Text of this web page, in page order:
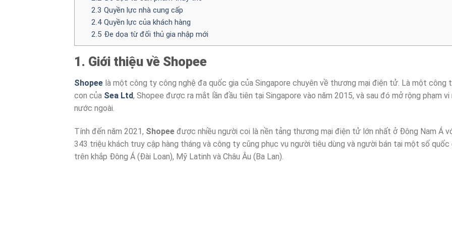
2.3 Quyền lực nhà cung cấp
2.4 Quyền lực của khách hàng
2.5 Đe dọa từ đối thủ gia nhập mới
1. Giới thiệu về Shopee
Shopee là một công ty công nghệ đa quốc gia của Singapore chuyên về thương mại điện tử. Là một công
con của Sea Ltd, Shopee được ra mắt lần đầu tiên tại Singapore vào năm 2015, và sau đó mở rộng phạm vi
nước ngoài.
Tính đến năm 2021, Shopee được nhiều người coi là nền tảng thương mại điện tử lớn nhất ở Đông Nam Á
343 triệu khách truy cập hàng tháng và công ty cũng phục vụ người tiêu dùng và người bán tại một số quốc
trên khắp Đông Á (Đài Loan), Mỹ Latinh và Châu Âu (Ba Lan).